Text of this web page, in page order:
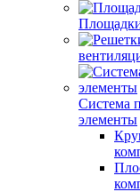
Система
элементы